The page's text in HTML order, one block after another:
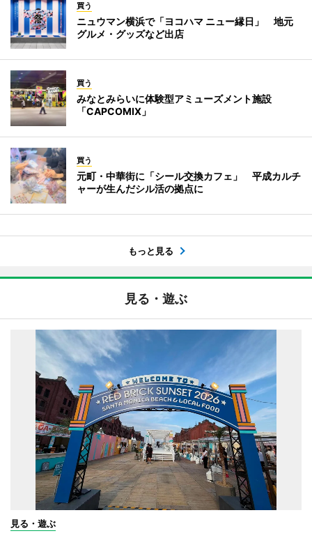
買う
ニュウマン横浜で「ヨコハマ ニュー縁日」 地元
グルメ・グッズなど出店
買う
みなとみらいに体験型アミューズメント施設
「CAPCOMIX」
買う
元町・中華街に「シール交換カフェ」 平成カルチ
ャーが生んだシル活の拠点に
もっと見る
見る・遊ぶ
見る・遊ぶ